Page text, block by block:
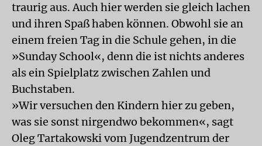
traurig aus. Auch hier werden sie gleich lachen
und ihren Spaß haben können. Obwohl sie an
einem freien Tag in die Schule gehen, in die
»Sunday School«, denn die ist nichts anderes
als ein Spielplatz zwischen Zahlen und
Buchstaben.
»Wir versuchen den Kindern hier zu geben,
was sie sonst nirgendwo bekommen«, sagt
Oleg Tartakowski vom Jugendzentrum der